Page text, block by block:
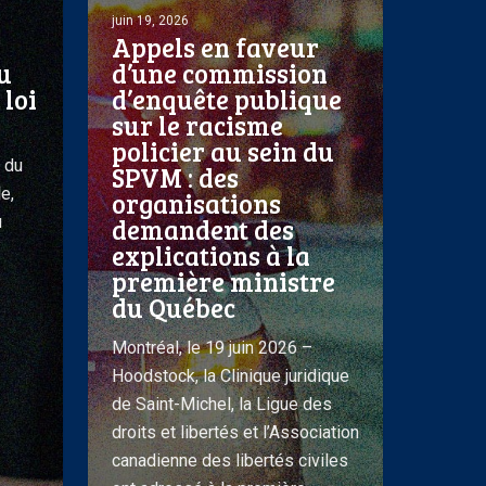
loi
du
d’une
commission
d’enquête
publique
sur
le
racisme
policier
au
sein
du
SPVM
:
des
organisations
demandent
juin 19, 2026
Appels en faveur
d’une commission
d’enquête publique
sur le racisme
policier au sein du
SPVM : des
organisations
demandent des
explications à la
première ministre
du Québec
Montréal, le 19 juin 2026 –
Hoodstock, la Clinique juridique
de Saint-Michel, la Ligue des
droits et libertés et l’Association
canadienne des libertés civiles